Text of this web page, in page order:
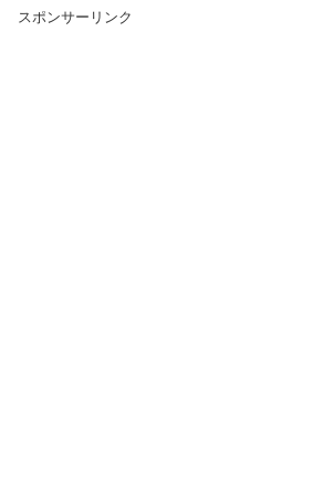
スポンサーリンク